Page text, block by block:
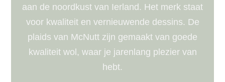
aan de noordkust van Ierland. Het merk staat
voor kwaliteit en vernieuwende dessins. De
plaids van McNutt zijn gemaakt van goede
kwaliteit wol, waar je jarenlang plezier van
hebt.